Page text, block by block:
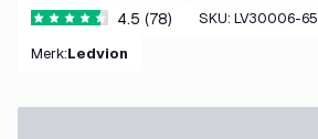
4.5 score sterren
4.5 (78) SKU: LV30006-
Merk: Ledvion